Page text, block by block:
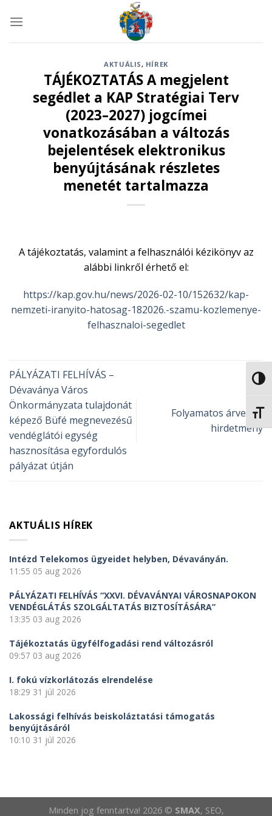
AKTUÁLIS, HÍREK
TÁJÉKOZTATÁS A megjelent
segédlet a KAP Stratégiai Terv
(2023–2027) jogcímei
vonatkozásában a változás
bejelentések elektronikus
benyújtásának részletes
menetét tartalmazza
A tájékoztatás, valamint a felhasználói kézikönyv az
alábbi linkről érhető el:
https://kap.gov.hu/news/2026-02-10/152632/kap-
nemzeti-iranyito-hatosag-182026.-szamu-kozlemenye-
felhasznaloi-segedlet
PÁLYÁZATI FELHÍVÁS –
Dévaványa Város
Önkormányzata tulajdonát
képező Büfé megnevezésű
vendéglátói egység
hasznosítása egyfordulós
pályázat útján
Folyamatos árverési
hirdetmény
AKTUÁLIS HÍREK
Intézd Telekomos ügyeidet helyben, Dévaványán.
11:55 05 aug 2026
PÁLYÁZATI FELHÍVÁS “XXVI. DÉVAVÁNYAI VÁROSNAPOKON
VENDÉGLÁTÁS SZOLGÁLTATÁS BIZTOSÍTÁSÁRA”
13:35 03 aug 2026
Tájékoztatás ügyfélfogadási rend változásról
09:57 03 aug 2026
I. fokú vízkorlátozás elrendelése
18:29 31 júl 2026
Lakossági felhívás beiskoláztatási támogatás
benyújtásáról
10:10 31 júl 2026
Minden jog fenntartva! 2026 © SMAX, SEO,